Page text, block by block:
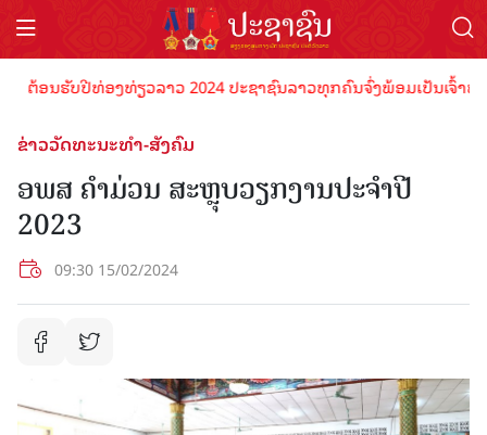
ຕ້ອນຮັບປີທ່ອງທ່ຽວລາວ 2024 ປະຊາຊົນລາວທຸກຄົນຈົ່ງພ້ອມເປັນເຈົ້າພ
ຂ່າວວັດທະນະທຳ-ສັງຄົມ
ອພສ ຄຳມ່ວນ ສະຫຼຸບວຽກງານປະຈໍາປີ
2023
09:30 15/02/2024